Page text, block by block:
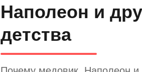
Наполеон и
детства